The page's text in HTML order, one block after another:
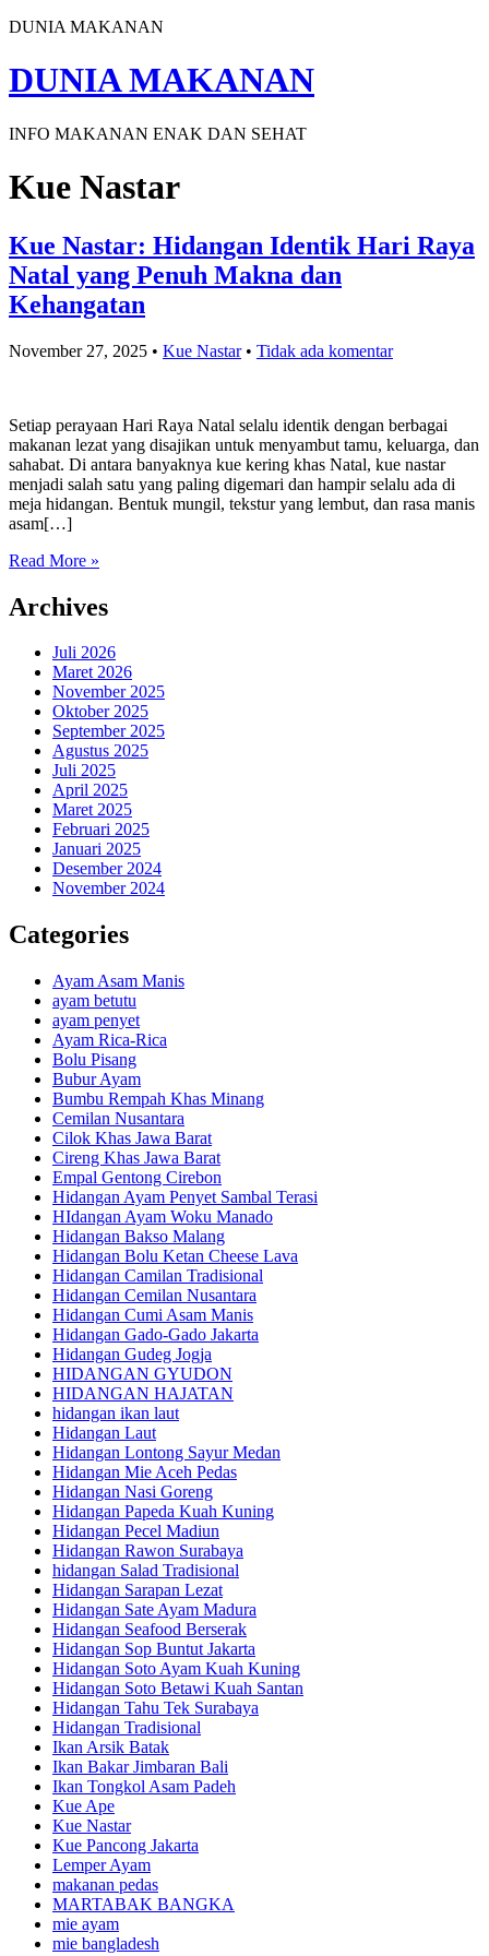
DUNIA MAKANAN
DUNIA MAKANAN
INFO MAKANAN ENAK DAN SEHAT
Kue Nastar
Kue Nastar: Hidangan Identik Hari Raya
Natal yang Penuh Makna dan
Kehangatan
November 27, 2025 • Kue Nastar • Tidak ada komentar
Setiap perayaan Hari Raya Natal selalu identik dengan berbagai
makanan lezat yang disajikan untuk menyambut tamu, keluarga, dan
sahabat. Di antara banyaknya kue kering khas Natal, kue nastar
menjadi salah satu yang paling digemari dan hampir selalu ada di
meja hidangan. Bentuk mungil, tekstur yang lembut, dan rasa manis
asam[…]
Read More »
Archives
Juli 2026
Maret 2026
November 2025
Oktober 2025
September 2025
Agustus 2025
Juli 2025
April 2025
Maret 2025
Februari 2025
Januari 2025
Desember 2024
November 2024
Categories
Ayam Asam Manis
ayam betutu
ayam penyet
Ayam Rica-Rica
Bolu Pisang
Bubur Ayam
Bumbu Rempah Khas Minang
Cemilan Nusantara
Cilok Khas Jawa Barat
Cireng Khas Jawa Barat
Empal Gentong Cirebon
Hidangan Ayam Penyet Sambal Terasi
HIdangan Ayam Woku Manado
Hidangan Bakso Malang
Hidangan Bolu Ketan Cheese Lava
Hidangan Camilan Tradisional
Hidangan Cemilan Nusantara
Hidangan Cumi Asam Manis
Hidangan Gado-Gado Jakarta
Hidangan Gudeg Jogja
HIDANGAN GYUDON
HIDANGAN HAJATAN
hidangan ikan laut
Hidangan Laut
Hidangan Lontong Sayur Medan
Hidangan Mie Aceh Pedas
Hidangan Nasi Goreng
Hidangan Papeda Kuah Kuning
Hidangan Pecel Madiun
Hidangan Rawon Surabaya
hidangan Salad Tradisional
Hidangan Sarapan Lezat
Hidangan Sate Ayam Madura
Hidangan Seafood Berserak
Hidangan Sop Buntut Jakarta
Hidangan Soto Ayam Kuah Kuning
Hidangan Soto Betawi Kuah Santan
Hidangan Tahu Tek Surabaya
Hidangan Tradisional
Ikan Arsik Batak
Ikan Bakar Jimbaran Bali
Ikan Tongkol Asam Padeh
Kue Ape
Kue Nastar
Kue Pancong Jakarta
Lemper Ayam
makanan pedas
MARTABAK BANGKA
mie ayam
mie bangladesh